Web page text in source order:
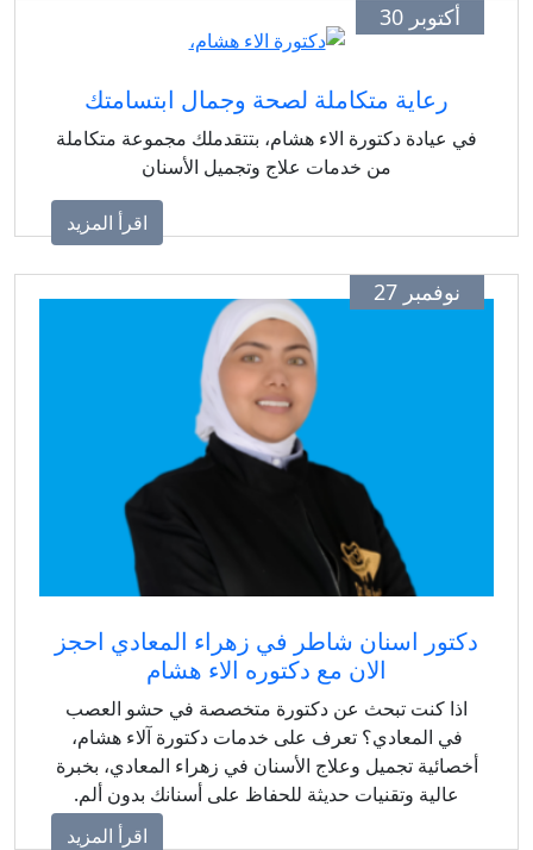
أكتوبر 30
رعاية متكاملة لصحة وجمال ابتسامتك
في عيادة دكتورة الاء هشام، بتتقدملك مجموعة متكاملة
من خدمات علاج وتجميل الأسنان
اقرأ المزيد
نوفمبر 27
دكتور اسنان شاطر في زهراء المعادي احجز
الان مع دكتوره الاء هشام
اذا كنت تبحث عن دكتورة متخصصة في حشو العصب
في المعادي؟ تعرف على خدمات دكتورة آلاء هشام،
أخصائية تجميل وعلاج الأسنان في زهراء المعادي، بخبرة
عالية وتقنيات حديثة للحفاظ على أسنانك بدون ألم.
اقرأ المزيد